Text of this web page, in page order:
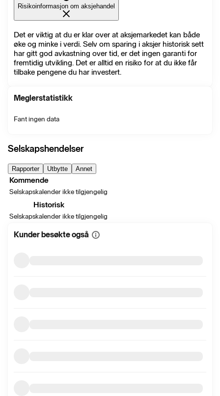
Risikoinformasjon om aksjehandel
Det er viktig at du er klar over at aksjemarkedet kan både
øke og minke i verdi. Selv om sparing i aksjer historisk sett
har gitt god avkastning over tid, er det ingen garanti for
fremtidig utvikling. Det er alltid en risiko for at du ikke får
tilbake pengene du har investert.
Meglerstatistikk
Fant ingen data
Selskapshendelser
Rapporter Utbytte Annet
Kommende
Selskapskalender ikke tilgjengelig
Historisk
Selskapskalender ikke tilgjengelig
Kunder besøkte også Vis